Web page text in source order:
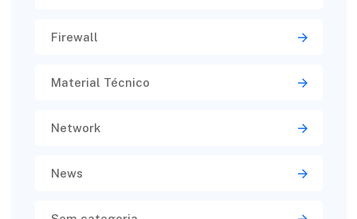
Firewall
Material Técnico
Network
News